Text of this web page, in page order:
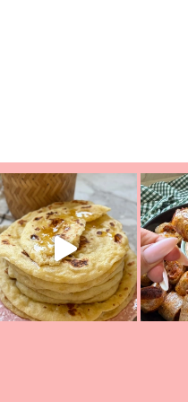
מעול
לאכול משהו אז מה בשבילכם?
פסטל טוניסאי לתשעת